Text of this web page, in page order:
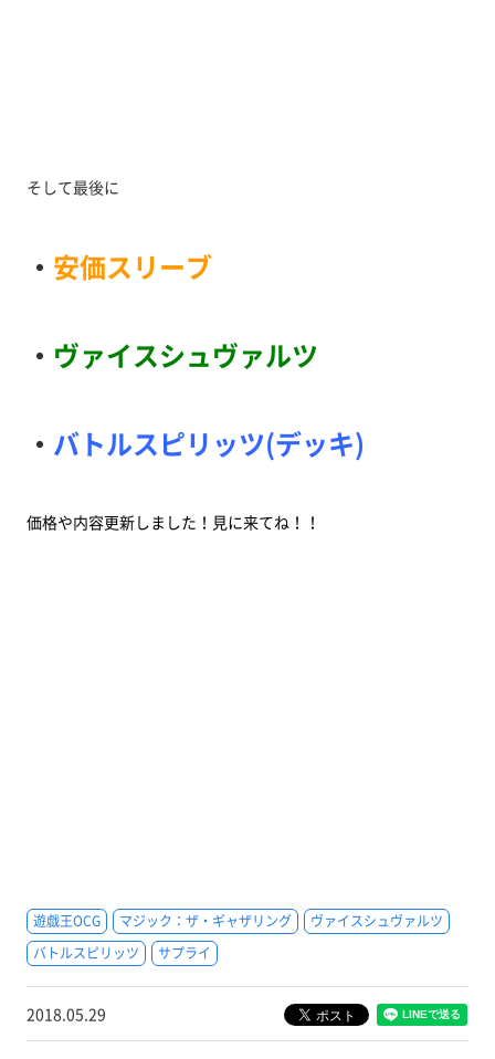
そして最後に
・ 安価スリーブ
・ ヴァイスシュヴァルツ
・ バトルスピリッツ(デッキ)
価格や内容更新しました！見に来てね！！
遊戯王OCG マジック：ザ・ギャザリング
ヴァイスシュヴァルツ
バトルスピリッツ
サプライ
2018.05.29